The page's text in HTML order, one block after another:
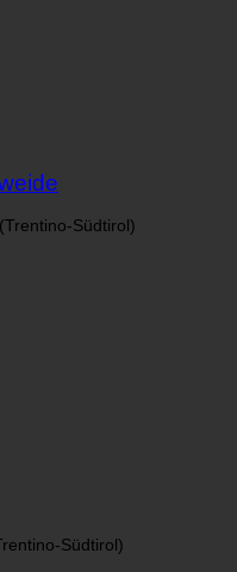
Südtirol)
Südtirol)